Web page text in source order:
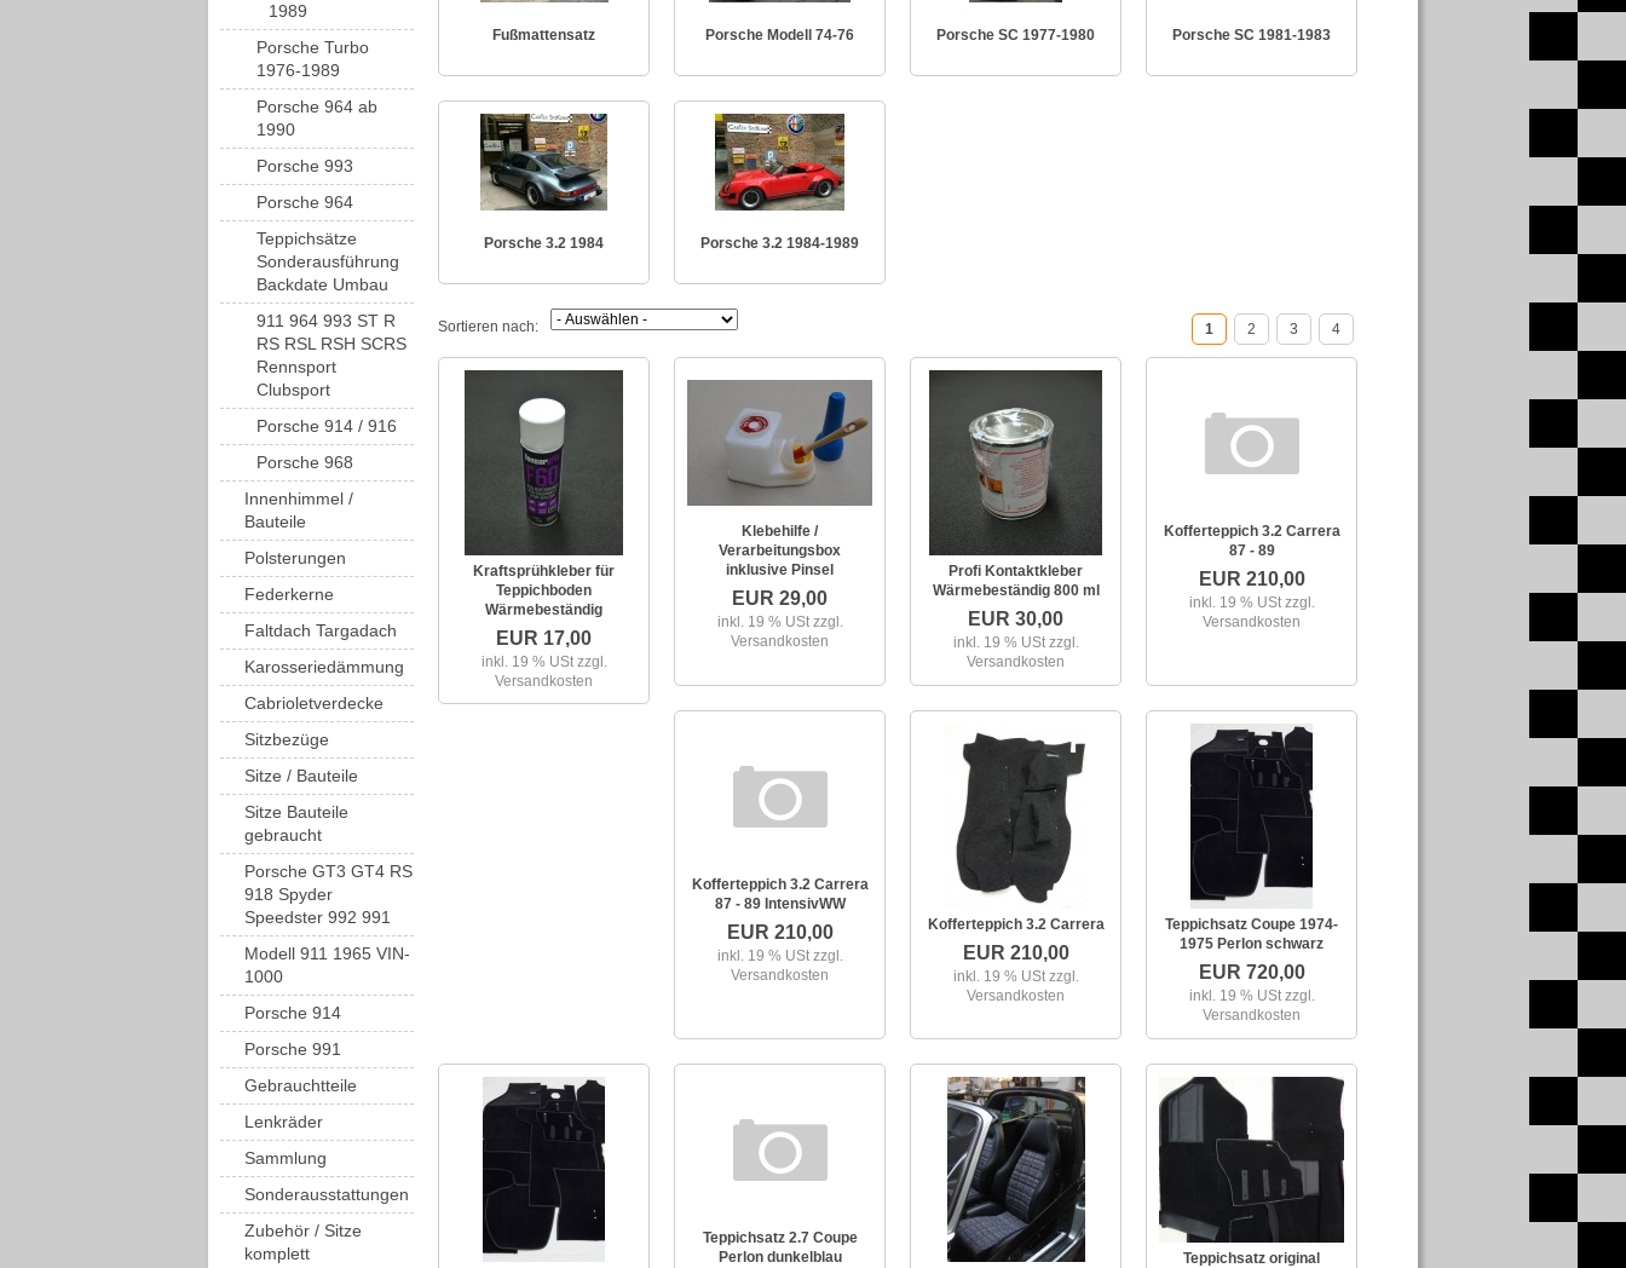
1989
Porsche Turbo
1976-1989
Porsche 964 ab
1990
Porsche 993
Porsche 964
Teppichsätze
Sonderausführung
Backdate Umbau
911 964 993 ST R
RS RSL RSH SCRS
Rennsport
Clubsport
Porsche 914 / 916
Porsche 968
Innenhimmel /
Bauteile
Polsterungen
Federkerne
Faltdach Targadach
Karosseriedämmung
Cabrioletverdecke
Sitzbezüge
Sitze / Bauteile
Sitze Bauteile
gebraucht
Porsche GT3 GT4 RS
918 Spyder
Speedster 992 991
Modell 911 1965 VIN-
1000
Porsche 914
Porsche 991
Gebrauchtteile
Lenkräder
Sammlung
Sonderausstattungen
Zubehör / Sitze
komplett
Fußmattensatz Porsche Modell 74-76 Porsche SC 1977-1980 Porsche SC 1981-1983
Porsche 3.2 1984 Porsche 3.2 1984-1989
Sortieren nach: 1 2 3 4
Kraftsprühkleber für
Teppichboden
Wärmebeständig
EUR 17,00
inkl. 19 % USt zzgl.
Versandkosten
Klebehilfe /
Verarbeitungsbox
inklusive Pinsel
EUR 29,00
inkl. 19 % USt zzgl.
Versandkosten
Profi Kontaktkleber
Wärmebeständig 800 ml
EUR 30,00
inkl. 19 % USt zzgl.
Versandkosten
Kofferteppich 3.2 Carrera
87 - 89
EUR 210,00
inkl. 19 % USt zzgl.
Versandkosten
Kofferteppich 3.2 Carrera
87 - 89 IntensivWW
EUR 210,00
inkl. 19 % USt zzgl.
Versandkosten
Kofferteppich 3.2 Carrera
EUR 210,00
inkl. 19 % USt zzgl.
Versandkosten
Teppichsatz Coupe 1974-
1975 Perlon schwarz
EUR 720,00
inkl. 19 % USt zzgl.
Versandkosten
Teppichsatz 2.7 Coupe
Perlon dunkelblau
Teppichsatz original